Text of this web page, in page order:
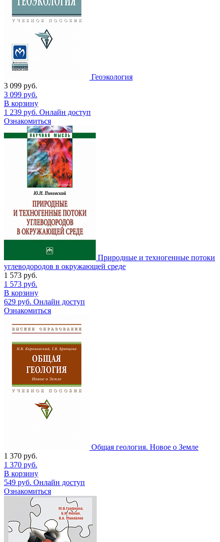
Геоэкология
3 099 руб.
3 099 руб.
В корзину
1 239 руб. Онлайн доступ
Ознакомиться
Природные и техногенные потоки
углеводородов в окружающей среде
1 573 руб.
1 573 руб.
В корзину
629 руб. Онлайн доступ
Ознакомиться
Общая геология. Новое о Земле
1 370 руб.
1 370 руб.
В корзину
549 руб. Онлайн доступ
Ознакомиться